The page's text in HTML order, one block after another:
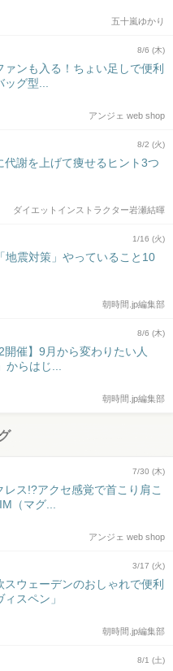
五十嵐ゆかり
8/6 (木)
ァンも入る！ちょい足しで便利
グ型...
アンジェ web shop
8/2 (火)
代謝を上げて痩せるヒント3つ
ダイエットインストラクター岩瀬結暉
1/16 (火)
地震対策」やっていること10
朝時間.jp編集部
8/6 (木)
開催】9月から変わりたい人
らはじ...
朝時間.jp編集部
7/30 (木)
ス!?アクセ感覚で首こり肩こ
（マグ...
アンジェ web shop
3/17 (火)
ウェーデンのおしゃれで便利
スペン」
朝時間.jp編集部
8/1 (土)